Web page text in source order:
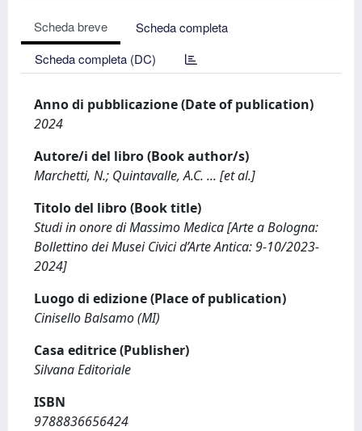
Scheda breve
Scheda completa
Scheda completa (DC)
Anno di pubblicazione (Date of publication)
2024
Autore/i del libro (Book author/s)
Marchetti, N.; Quintavalle, A.C. ... [et al.]
Titolo del libro (Book title)
Studi in onore di Massimo Medica [Arte a Bologna:
Bollettino dei Musei Civici d’Arte Antica: 9-10/2023-
2024]
Luogo di edizione (Place of publication)
Cinisello Balsamo (MI)
Casa editrice (Publisher)
Silvana Editoriale
ISBN
9788836656424